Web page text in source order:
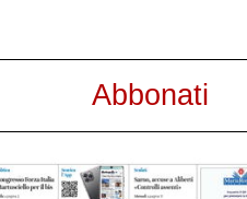
Abbonati